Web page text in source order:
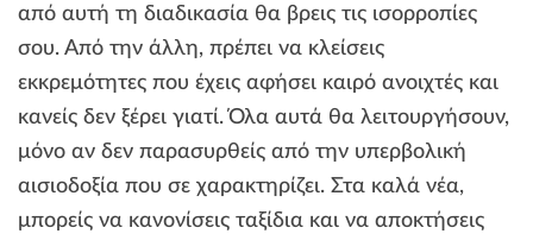
από αυτή τη διαδικασία θα βρεις τις ισορροπίες
σου. Από την άλλη, πρέπει να κλείσεις
εκκρεμότητες που έχεις αφήσει καιρό ανοιχτές και
κανείς δεν ξέρει γιατί. Όλα αυτά θα λειτουργήσουν,
μόνο αν δεν παρασυρθείς από την υπερβολική
αισιοδοξία που σε χαρακτηρίζει. Στα καλά νέα,
μπορείς να κανονίσεις ταξίδια και να αποκτήσεις